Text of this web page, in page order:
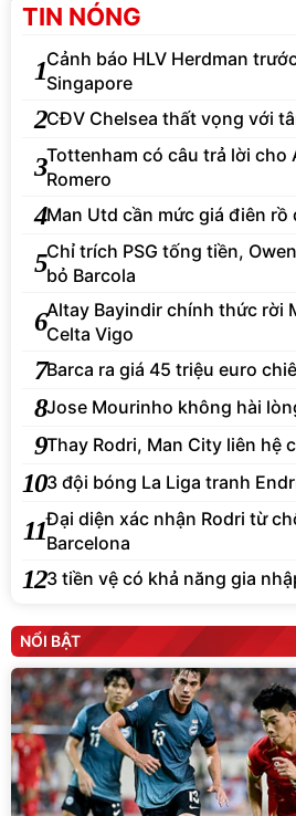
TIN NÓNG
1Cảnh báo HLV Herdman
Singapore
2CĐV Chelsea thất vọng với
3Tottenham có câu trả lời cho
Romero
4Man Utd cần mức giá điên rồ
5Chỉ trích PSG tống tiền,
bỏ Barcola
6Altay Bayindir chính thức rời
Celta Vigo
7Barca ra giá 45 triệu euro
8Jose Mourinho không hài
9Thay Rodri, Man City liên hệ
103 đội bóng La Liga tranh
11Đại diện xác nhận Rodri từ
Barcelona
123 tiền vệ có khả năng gia
NỔI BẬT